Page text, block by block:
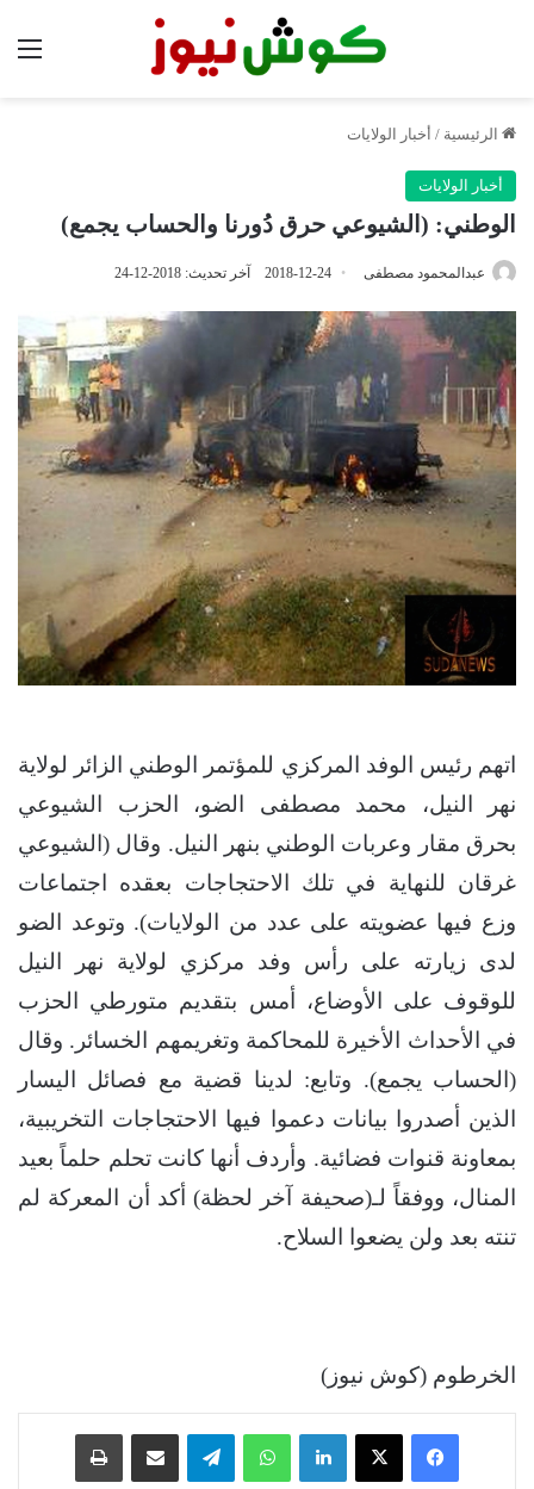
الرئيسية / أخبار الولايات
أخبار الولايات
الوطني: (الشيوعي حرق دُورنا والحساب يجمع)
عبدالمحمود مصطفى 2018-12-24 آخر تحديث: 2018-12-24
اتهم رئيس الوفد المركزي للمؤتمر الوطني الزائر لولاية
نهر النيل، محمد مصطفى الضو، الحزب الشيوعي
بحرق مقار وعربات الوطني بنهر النيل. وقال (الشيوعي
غرقان للنهاية في تلك الاحتجاجات بعقده اجتماعات
وزع فيها عضويته على عدد من الولايات). وتوعد الضو
لدى زيارته على رأس وفد مركزي لولاية نهر النيل
للوقوف على الأوضاع، أمس بتقديم متورطي الحزب
في الأحداث الأخيرة للمحاكمة وتغريمهم الخسائر. وقال
(الحساب يجمع). وتابع: لدينا قضية مع فصائل اليسار
الذين أصدروا بيانات دعموا فيها الاحتجاجات التخريبية،
بمعاونة قنوات فضائية. وأردف أنها كانت تحلم حلماً بعيد
المنال، ووفقاً لـ(صحيفة آخر لحظة) أكد أن المعركة لم
تنته بعد ولن يضعوا السلاح.
الخرطوم (كوش نيوز)
فيسبوك ‫X لينكدإن واتساب تيلقرام